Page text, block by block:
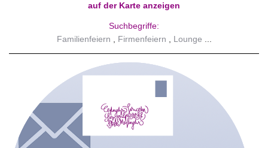
auf der Karte anzeigen
Suchbegriffe:
Familienfeiern
Firmenfeiern Lounge